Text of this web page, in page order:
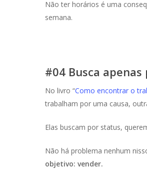
Não ter horários é uma
semana.
#04 Busca
No livro “Como encontrar o
trabalham por uma causa,
Elas buscam por status,
Não há problema nenhum
objetivo: vender.